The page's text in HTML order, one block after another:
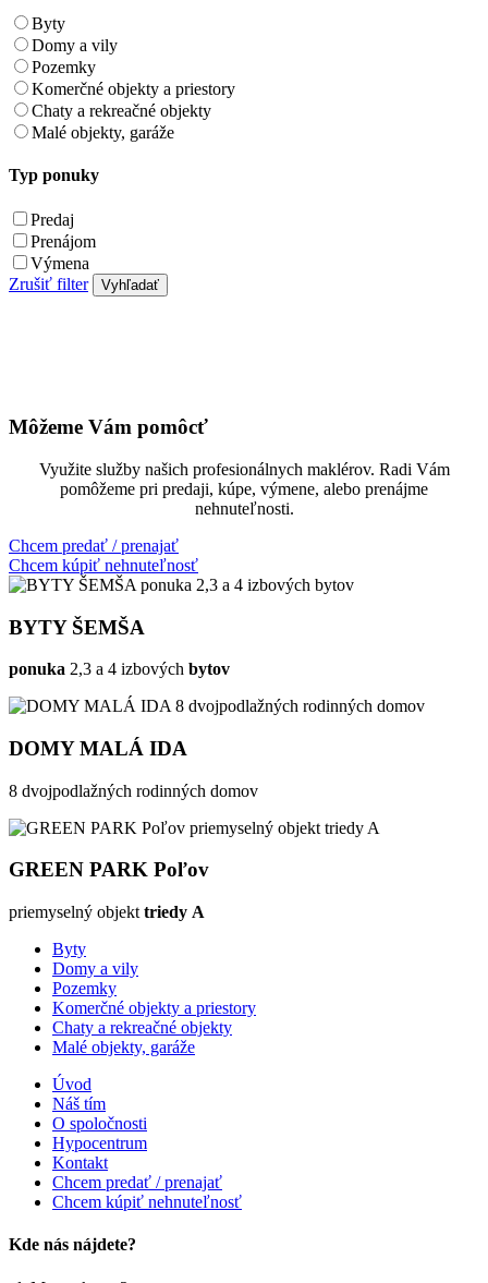
Byty
Domy a vily
Pozemky
Komerčné objekty a priestory
Chaty a rekreačné objekty
Malé objekty, garáže
Typ ponuky
Predaj
Prenájom
Výmena
Zrušiť filter
Vyhľadať
Môžeme Vám pomôcť
Využite služby našich profesionálnych maklérov. Radi Vám
pomôžeme pri predaji, kúpe, výmene, alebo prenájme
nehnuteľnosti.
Chcem predať / prenajať
Chcem kúpiť nehnuteľnosť
BYTY ŠEMŠA
ponuka 2,3 a 4 izbových bytov
DOMY MALÁ IDA
8 dvojpodlažných rodinných domov
GREEN PARK Poľov
priemyselný objekt triedy A
Byty
Domy a vily
Pozemky
Komerčné objekty a priestory
Chaty a rekreačné objekty
Malé objekty, garáže
Úvod
Náš tím
O spoločnosti
Hypocentrum
Kontakt
Chcem predať / prenajať
Chcem kúpiť nehnuteľnosť
Kde nás nájdete?